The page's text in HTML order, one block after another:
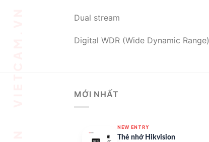
Dual stream
Digital WDR (Wide Dynamic Range)
MỚI NHẤT
NEW ENTRY
Thẻ nhớ Hikvision